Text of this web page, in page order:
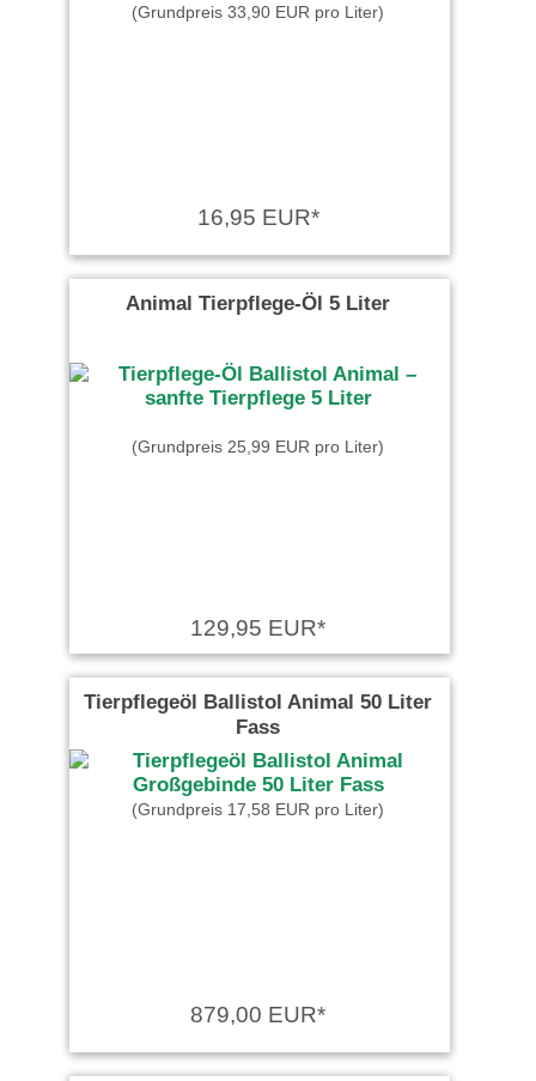
(Grundpreis 33,90 EUR pro Liter)
16,95 EUR*
Animal Tierpflege-Öl 5 Liter
(Grundpreis 25,99 EUR pro Liter)
129,95 EUR*
Tierpflegeöl Ballistol Animal 50 Liter
Fass
(Grundpreis 17,58 EUR pro Liter)
879,00 EUR*